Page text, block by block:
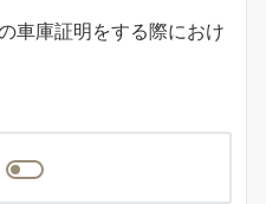
車庫証明をする際におけ